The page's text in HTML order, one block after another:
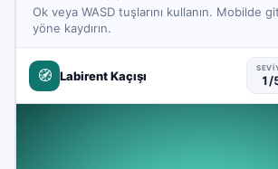
Ok veya WASD tuşlarını kullanın. Mobilde
yöne kaydırın.